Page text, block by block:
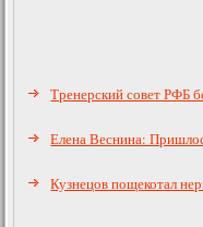
Тренерский совет РФБ
Елена Веснина:
Кузнецов пощекотал